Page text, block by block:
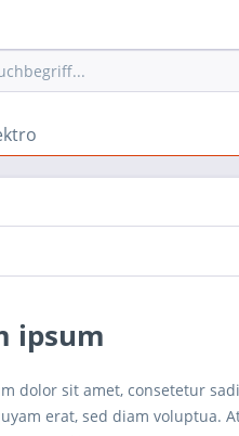
ipsum
dolor sit amet, consetetur
erat, sed diam voluptua.